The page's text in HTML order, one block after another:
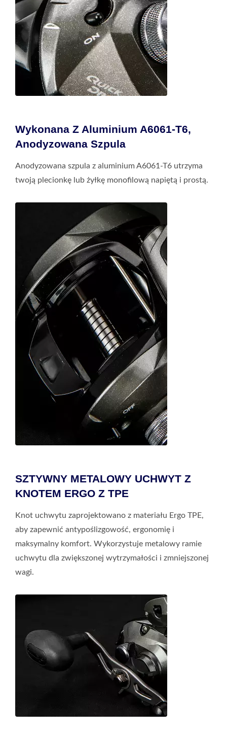
Wykonana Z Aluminium A6061-T6,
Anodyzowana Szpula
Anodyzowana szpula z aluminium A6061-T6 utrzyma
twoją plecionkę lub żyłkę monofilową napiętą i prostą.
SZTYWNY METALOWY UCHWYT Z
KNOTEM ERGO Z TPE
Knot uchwytu zaprojektowano z materiału Ergo TPE,
aby zapewnić antypoślizgowość, ergonomię i
maksymalny komfort. Wykorzystuje metalowy ramie
uchwytu dla zwiększonej wytrzymałości i zmniejszonej
wagi.